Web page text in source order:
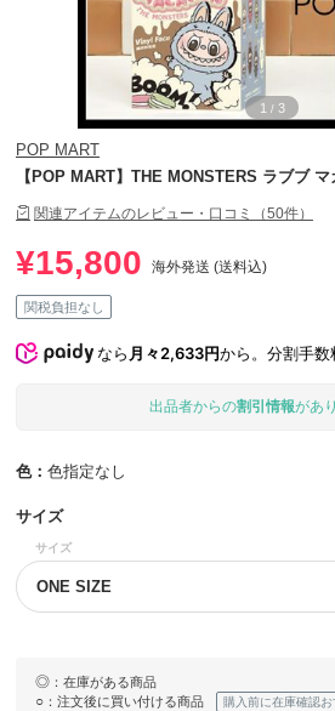
1 / 3
POP MART
【POP MART】THE MONSTERS ラブブ
関連アイテムのレビュー・口コミ（50件）
¥15,800 海外発送 (送料込)
関税負担なし
なら月々2,633円から。分割手数
出品者からの割引情報があ
色： 色指定なし
サイズ
サイズ
ONE SIZE
◎ ：在庫がある商品
○ ：注文後に買い付ける商品 購入前に在庫確認